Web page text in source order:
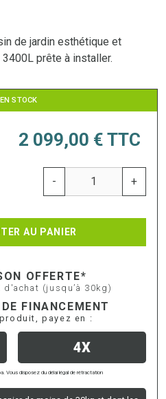
de jardin esthétique et
prête à installer.
EN STOCK
2 099,00 € TTC
- +
AU PANIER
OFFERTE*
d'achat (jusqu’à 30kg)
FINANCEMENT
payez en :
4X
Vous disposez du délai légal de rétractation